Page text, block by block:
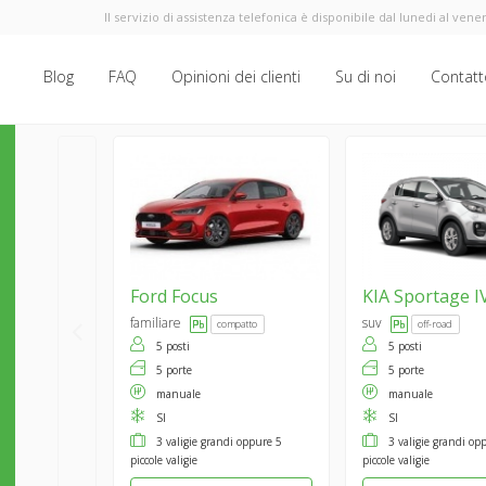
Il servizio di assistenza telefonica è disponibile dal lunedi al
Blog FAQ Opinioni dei clienti Su di noi
Ford Focus
familiare compatto
5 posti
5 porte
manuale
SI
3 valigie grandi oppure 5
piccole valigie
KIASportage
suv off-road
5 posti
5 porte
manuale
SI
3 valigie grandi
piccole valigie